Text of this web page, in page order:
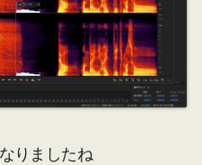
りましたね